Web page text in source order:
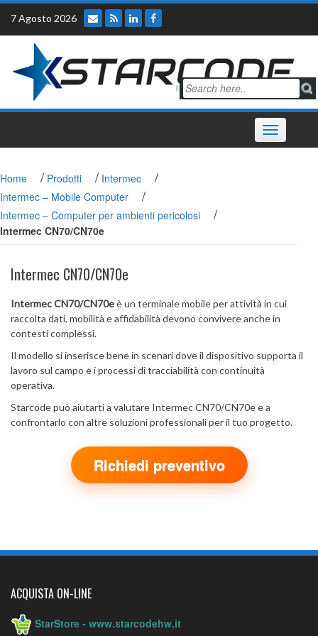
Skip
content
7 Agosto 2026
Toggle
navigation
Home / Prodotti / Intermec /
Intermec – Mobile Computer /
Intermec – Computer per ambienti pericolosi /
Intermec CN70/CN70e
Intermec CN70/CN70e
Intermec CN70/CN70eè un terminale mobile per attività in cui
raccolta dati, mobilità e affidabilità devono convivere anche in
contesti complessi.
Il modello si inserisce bene in scenari dove il dispositivo supporta il
lavoro sul campo e i processi di tracciabilità con continuità
operativa.
Starcode può aiutarti a valutare Intermec CN70/CN70e e a
confrontarlo con altre soluzioni professionali per il tuo progetto.
Richiedi preventivo
ACQUISTA ON-LINE
StarStore - www.starcodehw.it